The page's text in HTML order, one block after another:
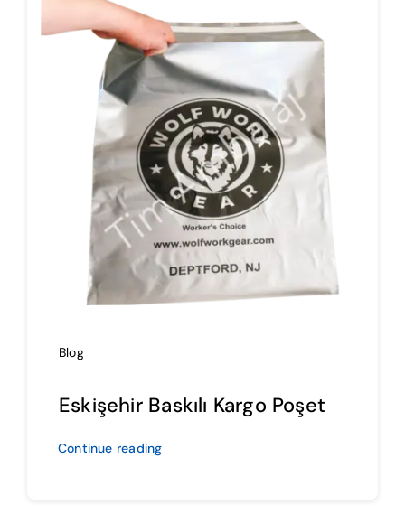
İmalat
Blog
Eskişehir Baskılı Kargo Poşet
Continue reading